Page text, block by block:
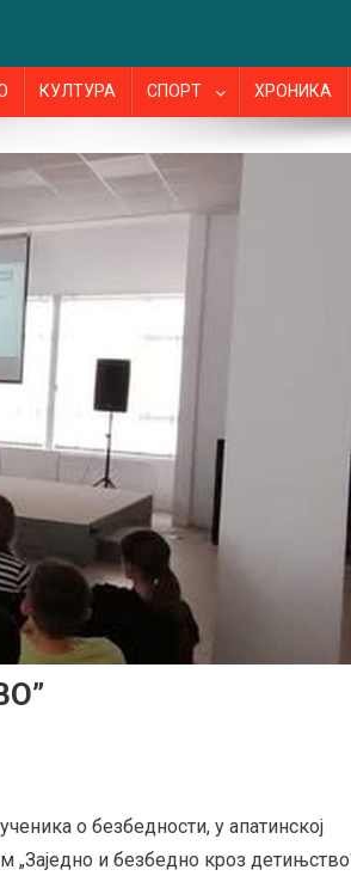
КУЛТУРА СПОРТ ХРОНИКА
о безбедности, у апатинској
и безбедно кроз